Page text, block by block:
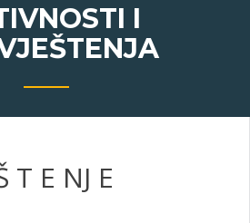
I
T E NJ E